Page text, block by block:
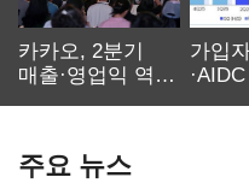
카카오, 2분기
매출·영업익 역대
가입
주요 뉴스